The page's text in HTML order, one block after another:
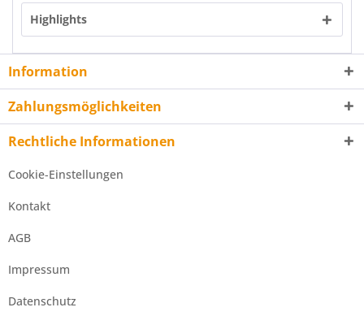
Highlights
Information
Zahlungsmöglichkeiten
Rechtliche Informationen
Cookie-Einstellungen
Kontakt
AGB
Impressum
Datenschutz